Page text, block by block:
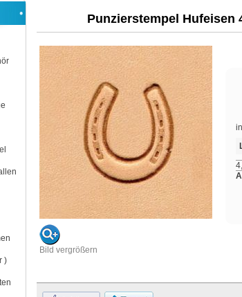
)
Punzierstempel Hufeisen
Bild vergrößern